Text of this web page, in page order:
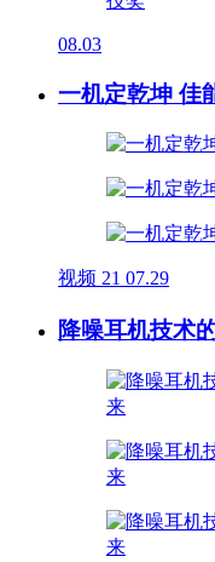
08.03
一机定乾坤 佳
视频 21 07.29
降噪耳机技术